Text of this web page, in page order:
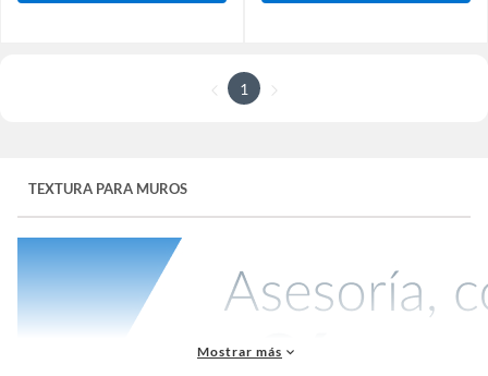
1
TEXTURA PARA MUROS
Mostrar más